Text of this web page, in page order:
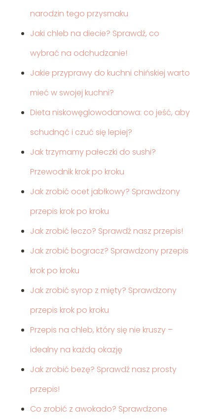
narodzin tego przysmaku
Jaki chleb na diecie? Sprawdź, co
wybrać na odchudzanie!
Jakie przyprawy do kuchni chińskiej warto
mieć w swojej kuchni?
Dieta niskowęglowodanowa: co jeść, aby
schudnąć i czuć się lepiej?
Jak trzymamy pałeczki do sushi?
Przewodnik krok po kroku
Jak zrobić ocet jabłkowy? Sprawdzony
przepis krok po kroku
Jak zrobić leczo? Sprawdź nasz przepis!
Jak zrobić bogracz? Sprawdzony przepis
krok po kroku
Jak zrobić syrop z mięty? Sprawdzony
przepis krok po kroku
Przepis na chleb, który się nie kruszy –
idealny na każdą okazję
Jak zrobić bezę? Sprawdź nasz prosty
przepis!
Co zrobić z awokado? Sprawdzone